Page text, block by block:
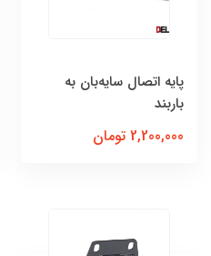
پایه اتصال سایه‌بان به
باربند
2,200,000 تومان